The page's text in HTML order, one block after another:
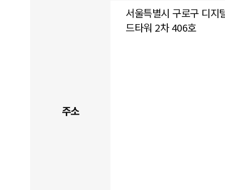
주소
서울특별시 구로구 디지
드타워 2차 406호